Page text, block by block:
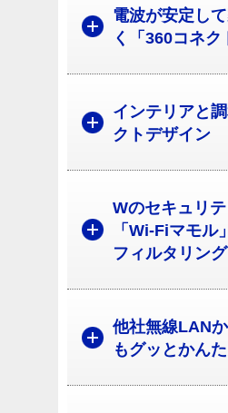
電波が安定し
く「360コネク
インテリアと
クトデザイン
Wのセキュリテ
「Wi-Fiマモル
フィルタリング
他社無線LAN
もグッとかんた